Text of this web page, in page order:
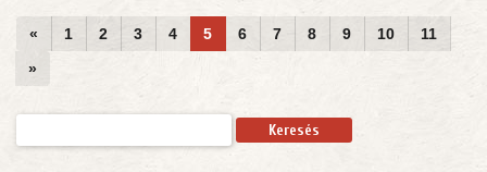
« 1 2 3 4 5 6 7 8 9 10
11
»